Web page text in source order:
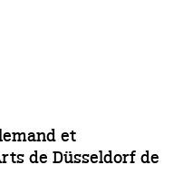
et
de Düsseldorf de